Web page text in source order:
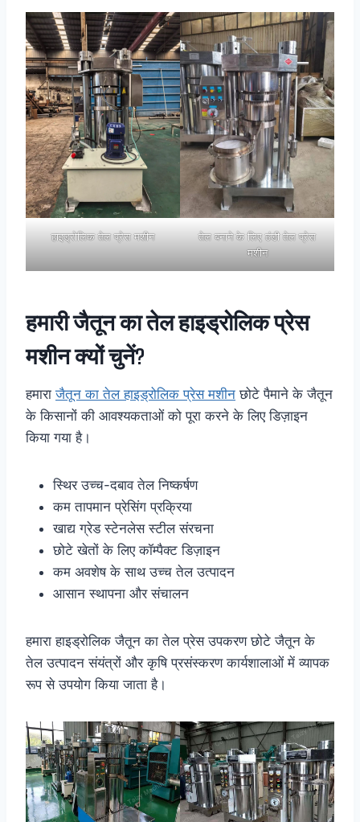
हाइड्रोलिक तेल प्रेस मशीन
तेल बनाने के लिए ठंडी तेल प्रेस
मशीन
हमारी जैतून का तेल हाइड्रोलिक प्रेस
मशीन क्यों चुनें?
हमाराजैतून का तेल हाइड्रोलिक प्रेस मशीन छोटे पैमाने के जैतून
के किसानों की आवश्यकताओं को पूरा करने के लिए डिज़ाइन
किया गया है।
स्थिर उच्च-दबाव तेल निष्कर्षण
कम तापमान प्रेसिंग प्रक्रिया
खाद्य ग्रेड स्टेनलेस स्टील संरचना
छोटे खेतों के लिए कॉम्पैक्ट डिज़ाइन
कम अवशेष के साथ उच्च तेल उत्पादन
आसान स्थापना और संचालन
हमारा हाइड्रोलिक जैतून का तेल प्रेस उपकरण छोटे जैतून के
तेल उत्पादन संयंत्रों और कृषि प्रसंस्करण कार्यशालाओं में व्यापक
रूप से उपयोग किया जाता है।